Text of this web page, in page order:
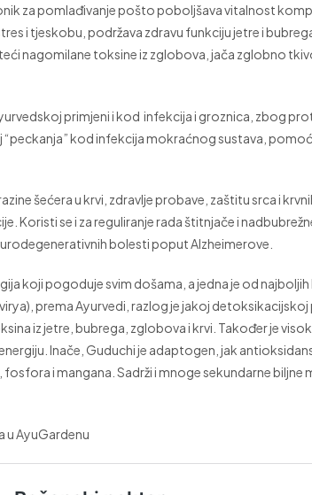
za pomlađivanje pošto poboljšava vitalnost
i tjeskobu, podržava zdravu funkciju jetre i
nagomilane toksine iz zglobova, jača zglobno
primjeni i kod infekcija i groznica, zbog
“peckanja” kod infekcija mokraćnog sustava,
šećera u krvi, zdravlje probave, zaštitu srca i
Koristi se i za reguliranje rada štitnjače i
bolesti poput Alzheimerove.
koji pogoduje svim došama, a jedna je od najboljih
prema Ayurvedi, razlog je jakoj detoksikacijskoj
iz jetre, bubrega, zglobova i krvi. Također je
Inače, Guduchi je adaptogen, jak
i mangana. Sadrži i mnoge sekundarne
u AyuGardenu